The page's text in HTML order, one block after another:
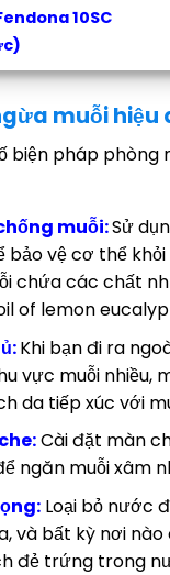
10SC
muỗi hiệu
biện pháp phòng
muỗi:Sử
bảo vệ cơ thể
chứa các chất
of lemon
Khi bạn đi ra
vực muỗi nhiều,
da tiếp xúc với
Cài đặt màn
ngăn muỗi xâm
Loại bỏ nước
và bất kỳ nơi
đẻ trứng trong